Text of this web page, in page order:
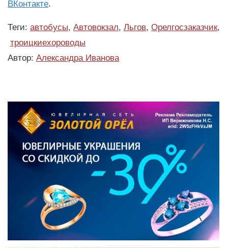
ВКонтакте.
Теги: автобусы, Автовокзал, Льгов, Орелгосзаказчик,
троицкиехороводы
Автор: Александра Иванова